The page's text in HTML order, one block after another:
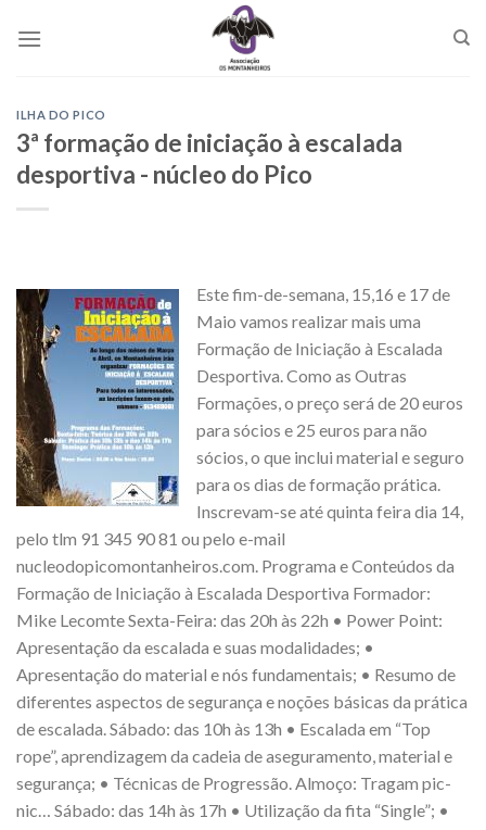
ILHA DO PICO
3ª formação de iniciação à escalada
desportiva - núcleo do Pico
Este fim-de-semana, 15,16 e 17 de
Maio vamos realizar mais uma
Formação de Iniciação à Escalada
Desportiva. Como as Outras
Formações, o preço será de 20 euros
para sócios e 25 euros para não
sócios, o que inclui material e seguro
para os dias de formação prática.
Inscrevam-se até quinta feira dia 14,
pelo tlm 91 345 90 81 ou pelo e-mail
nucleodopicomontanheiros.com. Programa e Conteúdos da
Formação de Iniciação à Escalada Desportiva Formador:
Mike Lecomte Sexta-Feira: das 20h às 22h • Power Point:
Apresentação da escalada e suas modalidades; •
Apresentação do material e nós fundamentais; • Resumo de
diferentes aspectos de segurança e noções básicas da prática
de escalada. Sábado: das 10h às 13h • Escalada em “Top
rope”, aprendizagem da cadeia de aseguramento, material e
segurança; • Técnicas de Progressão. Almoço: Tragam pic-
nic… Sábado: das 14h às 17h • Utilização da fita “Single”; •